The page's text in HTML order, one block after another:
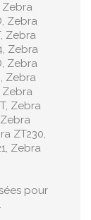
Zebra
Zebra
Zebra
Zebra
Zebra
Zebra
Zebra
Zebra
ZT230,
Zebra
pour